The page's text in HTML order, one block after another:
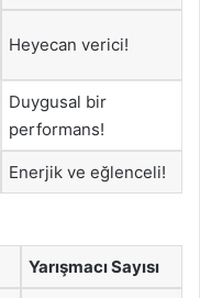
Heyecan verici!
Duygusal bir
performans!
Enerjik ve eğlenceli!
Yarışmacı Sayısı